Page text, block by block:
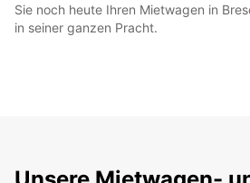
Sie noch heute Ihren Mietwagen in
in seiner ganzen Pracht.